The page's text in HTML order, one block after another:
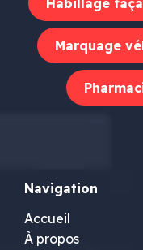
Habillage
Marquage
Navigation
Accueil
À propos